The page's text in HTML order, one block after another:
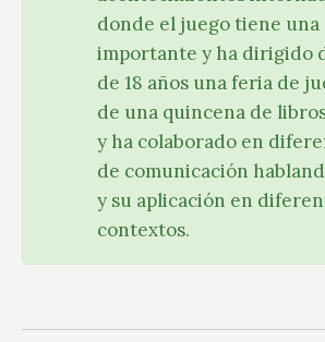
donde el juego tiene una
importante y ha dirigido
de 18 años una feria de
de una quincena de
y ha colaborado en
de comunicación
y su aplicación en
contextos.